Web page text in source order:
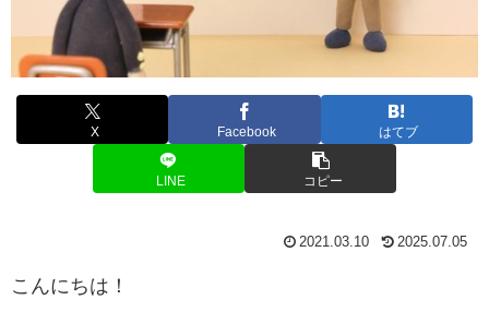
X Facebook はてブ
LINE コピー
2021.03.10 2025.07.05
こんにちは！